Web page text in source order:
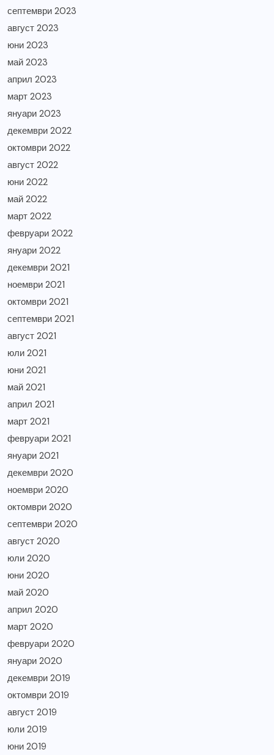
септември 2023
август 2023
юни 2023
май 2023
април 2023
март 2023
януари 2023
декември 2022
октомври 2022
август 2022
юни 2022
май 2022
март 2022
февруари 2022
януари 2022
декември 2021
ноември 2021
октомври 2021
септември 2021
август 2021
юли 2021
юни 2021
май 2021
април 2021
март 2021
февруари 2021
януари 2021
декември 2020
ноември 2020
октомври 2020
септември 2020
август 2020
юли 2020
юни 2020
май 2020
април 2020
март 2020
февруари 2020
януари 2020
декември 2019
октомври 2019
август 2019
юли 2019
юни 2019